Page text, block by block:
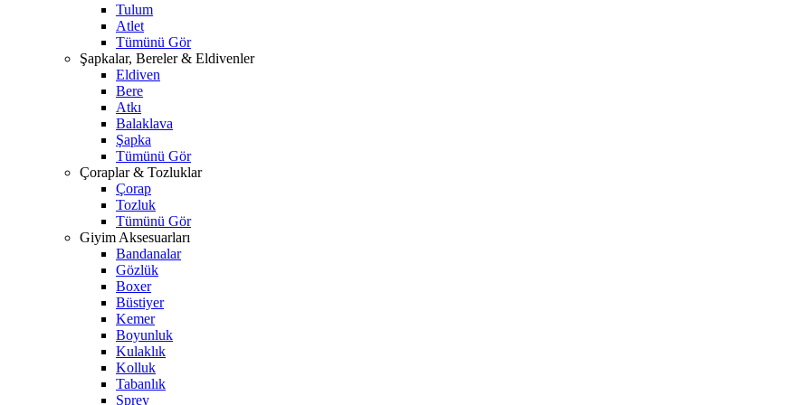
Tulum
Atlet
Tümünü Gör
Şapkalar, Bereler & Eldivenler
Eldiven
Bere
Atkı
Balaklava
Şapka
Tümünü Gör
Çoraplar & Tozluklar
Çorap
Tozluk
Tümünü Gör
Giyim Aksesuarları
Bandanalar
Gözlük
Boxer
Büstiyer
Kemer
Boyunluk
Kulaklık
Kolluk
Tabanlık
Sprey